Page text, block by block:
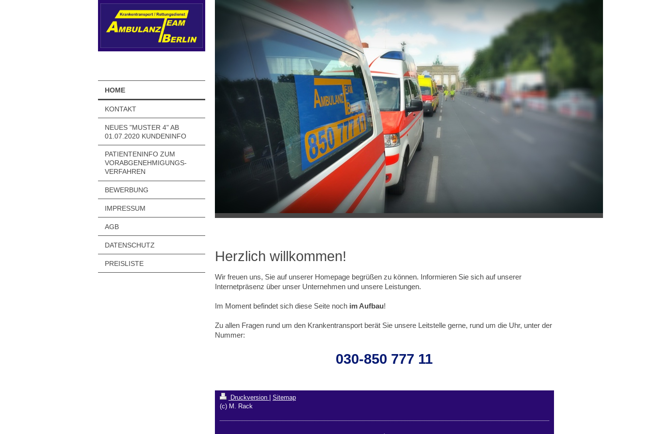
HOME
KONTAKT
NEUES "MUSTER 4" AB
01.07.2020 KUNDENINFO
PATIENTENINFO ZUM
VORABGENEHMIGUNGS-
VERFAHREN
BEWERBUNG
IMPRESSUM
AGB
DATENSCHUTZ
PREISLISTE Herzlich willkommen!
Wir freuen uns, Sie auf unserer Homepage begrüßen zu können. Informieren Sie sich auf unserer
Internetpräsenz über unser Unternehmen und unsere Leistungen.
Im Moment befindet sich dieseSeite noch im Aufbau!
Zu allen Fragen rund um den Krankentransport berät Sie unsere Leitstelle gerne, rund um die Uhr, unter der
Nummer:
030-850 777 11
Druckversion | Sitemap
(c) M. Rack